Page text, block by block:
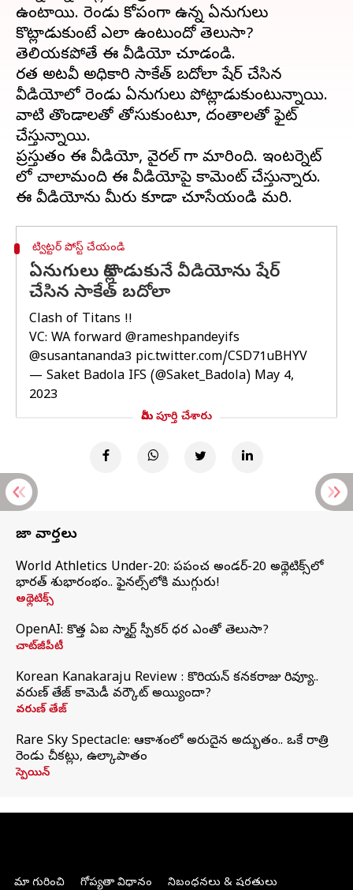
ఉంటాయి. రెండు కోపంగా ఉన్న ఏనుగులు
కొట్లాడుకుంటే ఎలా ఉంటుందో తెలుసా?
తెలియకపోతే ఈ వీడియో చూడండి.
భారత అటవీ అధికారి సాకేత్ బదోలా షేర్ చేసిన
వీడియోలో రెండు ఏనుగులు పోట్లాడుకుంటున్నాయి.
వాటి తొండాలతో తోసుకుంటూ, దంతాలతో ఫైట్
చేస్తున్నాయి.
ప్రస్తుతం ఈ వీడియో, వైరల్ గా మారింది. ఇంటర్నెట్
లో చాలామంది ఈ వీడియోపై కామెంట్ చేస్తున్నారు.
ట్విట్టర్ పోస్ట్ చేయండి
ఏనుగులు కొట్లాడుకునే వీడియోను షేర్
చేసిన సాకేత్ బదోలా
Clash of Titans !!
VC: WA forward @rameshpandeyifs
@susantananda3 pic.twitter.com/CSD71uBHYV
— Saket Badola IFS (@Saket_Badola) May 4,
2023
మీరు పూర్తి చేశారు
తాజా వార్తలు
World Athletics Under-20: ప్రపంచ అండర్-20 అథ్లెటిక్స్‌లో
భారత్‌ శుభారంభం.. ఫైనల్స్‌లోకి ముగ్గురు!
అథ్లెటిక్స్
OpenAI: కొత్త ఏఐ స్మార్ట్ స్పీకర్ ధర ఎంతో తెలుసా?
చాట్‌జీపీటీ
Korean Kanakaraju Review : కొరియన్ కనకరాజు రివ్యూ..
వరుణ్ తేజ్ కామెడీ వర్కౌట్ అయ్యిందా?
వరుణ్ తేజ్
Rare Sky Spectacle: ఆకాశంలో అరుదైన అద్భుతం.. ఒకే రాత్రి
రెండు చీకట్లు, ఉల్కాపాతం
స్పెయిన్
మా గురించి గోప్యతా విధానం నిబంధనలు & షరతులు